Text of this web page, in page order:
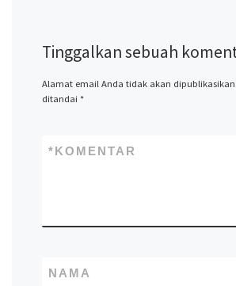
Tinggalkan sebuah
Alamat email Anda tidak akan dipublikasikan.
ditandai *
KOMENTAR
*
NAMA